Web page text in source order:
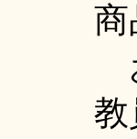
商
教